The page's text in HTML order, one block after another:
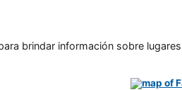
brindar información sobre